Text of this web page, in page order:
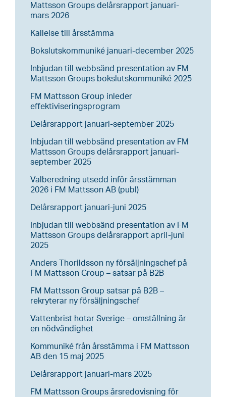
Mattsson Groups delårsrapport januari-
mars 2026
Kallelse till årsstämma
Bokslutskommuniké januari-december 2025
Inbjudan till webbsänd presentation av FM
Mattsson Groups bokslutskommuniké 2025
FM Mattsson Group inleder
effektiviseringsprogram
Delårsrapport januari-september 2025
Inbjudan till webbsänd presentation av FM
Mattsson Groups delårsrapport januari-
september 2025
Valberedning utsedd inför årsstämman
2026 i FM Mattsson AB (publ)
Delårsrapport januari-juni 2025
Inbjudan till webbsänd presentation av FM
Mattsson Groups delårsrapport april-juni
2025
Anders Thorildsson ny försäljningschef på
FM Mattsson Group – satsar på B2B
FM Mattsson Group satsar på B2B –
rekryterar ny försäljningschef
Vattenbrist hotar Sverige – omställning är
en nödvändighet
Kommuniké från årsstämma i FM Mattsson
AB den 15 maj 2025
Delårsrapport januari-mars 2025
FM Mattsson Groups årsredovisning för